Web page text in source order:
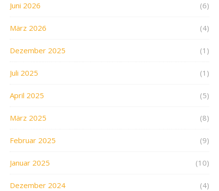
Juni 2026 (6)
März 2026 (4)
Dezember 2025 (1)
Juli 2025 (1)
April 2025 (5)
März 2025 (8)
Februar 2025 (9)
Januar 2025 (10)
Dezember 2024 (4)